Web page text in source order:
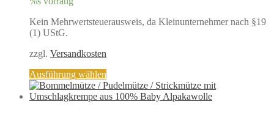
Kein Mehrwertsteuerausweis, da Kleinunternehmer nach §19
(1) UStG.
zzgl. Versandkosten
Ausführung wählen
Produkt
weist